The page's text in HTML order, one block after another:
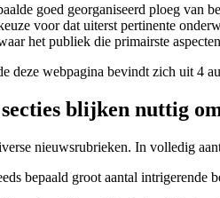
goed georganiseerd ploeg van
voor dat uiterst pertinente
het publiek die primairste
deze webpagina bevindt zich uit 4
blijken nuttig
nieuwsrubrieken. In volledig
bepaald groot aantal intrigerende